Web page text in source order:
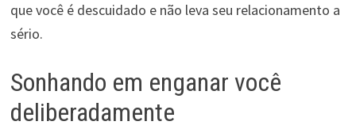
que você é descuidado e não leva seu relacionamento a
sério.
Sonhando em enganar você
deliberadamente